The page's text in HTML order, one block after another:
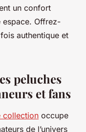
un confort
espace. Offrez-
authentique et
peluches
et fans
collection occupe
de l’univers